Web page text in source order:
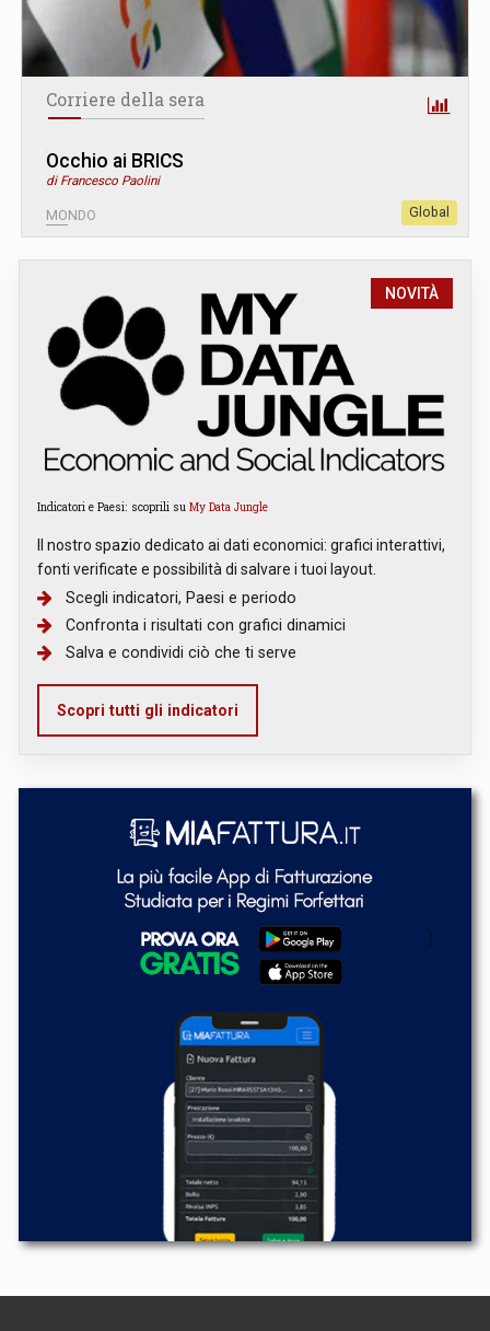
Corriere della sera
Occhio ai BRICS
di Francesco Paolini
MONDO Global
NOVITÀ
Indicatori e Paesi: scoprili su My Data Jungle
Il nostro spazio dedicato ai dati economici: grafici interattivi,
fonti verificate e possibilità di salvare i tuoi layout.
Scegli indicatori, Paesi e periodo
Confronta i risultati con grafici dinamici
Salva e condividi ciò che ti serve
Scopri tutti gli indicatori